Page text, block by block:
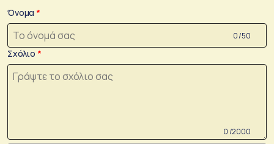
Όνομα
0 /50
Σχόλιο
0 /2000